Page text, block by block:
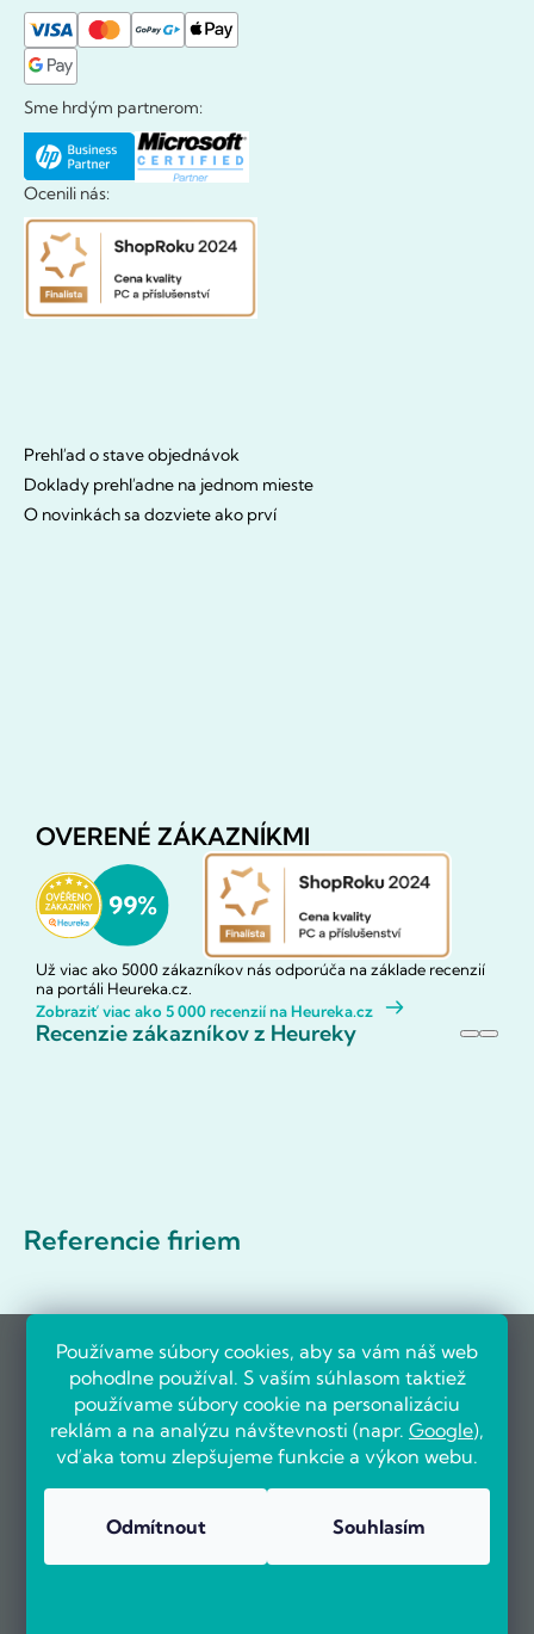
Používame súbory cookies, aby sa vám náš web
pohodlne používal. S vaším súhlasom taktiež
používame súbory cookie na personalizáciu
reklám a na analýzu návštevnosti (napr. Google),
vďaka tomu zlepšujeme funkcie a výkon webu.
Odmítnout Souhlasím
Sme hrdým partnerom:
Ocenili nás:
Prehľad o stave objednávok
Doklady prehľadne na jednom mieste
O novinkách sa dozviete ako prví
OVERENÉ ZÁKAZNÍKMI
Už viac ako 5000 zákazníkov nás odporúča na základe recenzií
na portáli Heureka.cz.
Zobraziť viac ako 5 000 recenzií na Heureka.cz
Recenzie zákazníkov z Heureky
Referencie firiem